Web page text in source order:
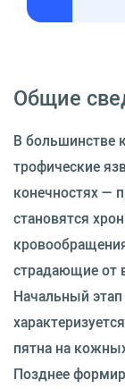
Общие
В большинстве
трофические
конечностях —
становятся
страдающие от
Начальный этап
пятна на
Позднее